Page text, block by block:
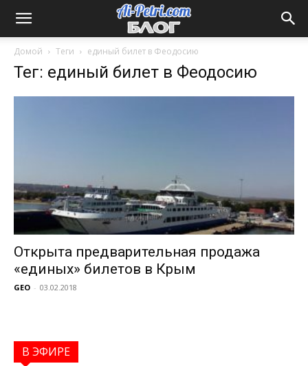
Домой Теги единый билет в Феодосию
Тег: единый билет в Феодосию
Открыта предварительная продажа
«единых» билетов в Крым
GEO - 03.02.2018
В ЭФИРЕ